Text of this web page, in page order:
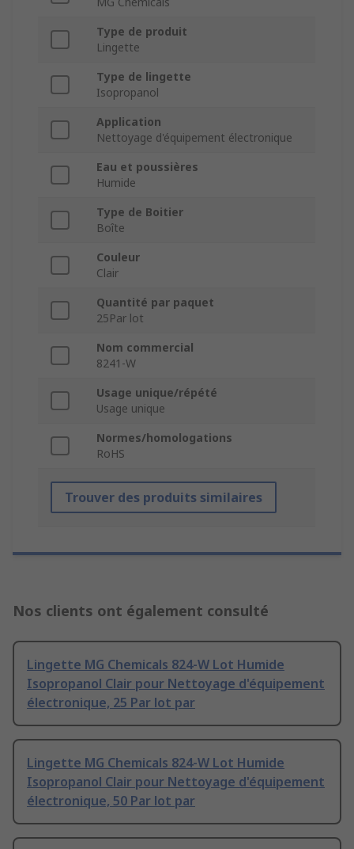
Type de produit
Lingette
Type de lingette
Isopropanol
Application
Nettoyage d'équipement électronique
Eau et poussières
Humide
Type de Boitier
Boîte
Couleur
Clair
Quantité par paquet
25Par lot
Nom commercial
8241-W
Usage unique/répété
Usage unique
Normes/homologations
RoHS
Trouver des produits similaires
Nos clients ont également consulté
Lingette MG Chemicals 824-W Lot Humide
Isopropanol Clair pour Nettoyage d'équipement
électronique, 25 Par lot par
Lingette MG Chemicals 824-W Lot Humide
Isopropanol Clair pour Nettoyage d'équipement
électronique, 50 Par lot par